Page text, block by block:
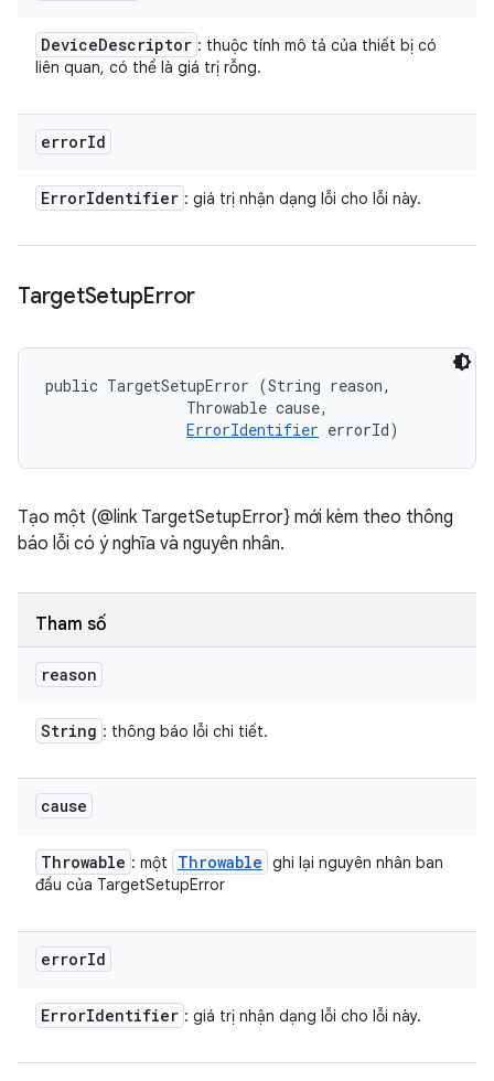
DeviceDescriptor : thuộc tính mô tả của thiết bị có
liên quan, có thể là giá trị rỗng.
errorId
ErrorIdentifier : giá trị nhận dạng lỗi cho lỗi này.
TargetSetupError
public TargetSetupError (String reason,
                Throwable cause,
ErrorIdentifier errorId)
Tạo một (@link TargetSetupError} mới kèm theo thông
báo lỗi có ý nghĩa và nguyên nhân.
Tham số
reason
String : thông báo lỗi chi tiết.
cause
Throwable : một Throwable ghi lại nguyên nhân ban
đầu của TargetSetupError
errorId
ErrorIdentifier : giá trị nhận dạng lỗi cho lỗi này.